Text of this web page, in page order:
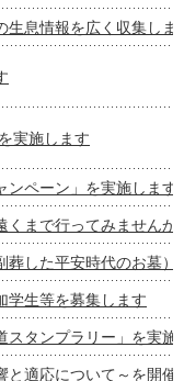
生息情報を広く収集しま
実施します
ンペーン」を実施します
くまで行ってみませんか
した平安時代のお墓）
学生等を募集します
タンプラリー」を実施
と適応について～を開催